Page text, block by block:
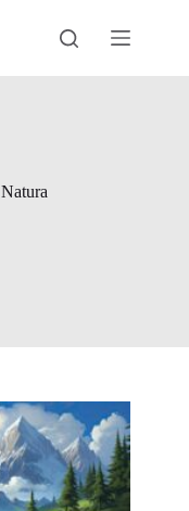
Natura